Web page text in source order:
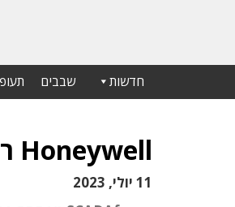
חדשות שבבים
Honeywell רוכשת את SCADAfence הישראלית
11 יולי, 2023